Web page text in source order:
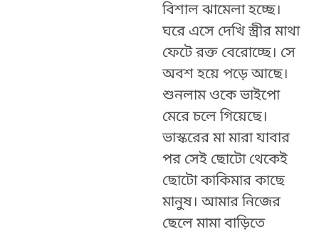
বিশাল ঝামেলা হচ্ছে।
ঘরে এসে দেখি স্ত্রীর মাথা
ফেটে রক্ত বেরোচ্ছে। সে
অবশ হয়ে পড়ে আছে।
শুনলাম ওকে ভাইপো
মেরে চলে গিয়েছে।
ভাস্করের মা মারা যাবার
পর সেই ছোটো থেকেই
ছোটো কাকিমার কাছে
মানুষ। আমার নিজের
ছেলে মামা বাড়িতে